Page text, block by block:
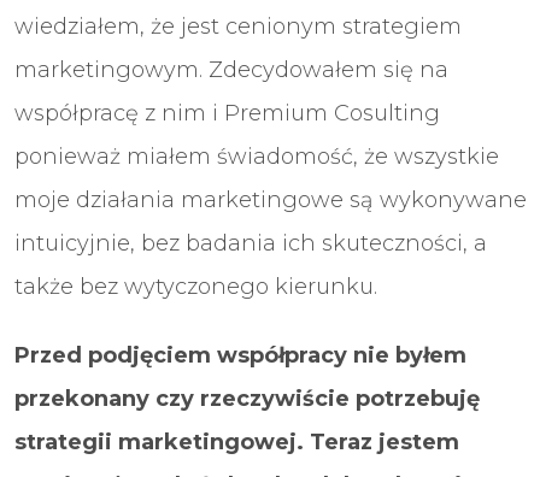
wiedziałem, że jest cenionym strategiem
marketingowym. Zdecydowałem się na
współpracę z nim i Premium Cosulting
ponieważ miałem świadomość, że wszystkie
moje działania marketingowe są wykonywane
intuicyjnie, bez badania ich skuteczności, a
także bez wytyczonego kierunku.
Przed podjęciem współpracy nie byłem
przekonany czy rzeczywiście potrzebuję
strategii marketingowej. Teraz jestem